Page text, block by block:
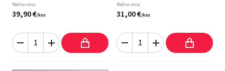
Redna cena
39,90€/kos
Redna cena
31,00€/kos